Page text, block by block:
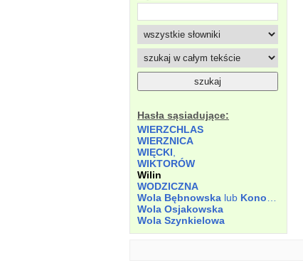
Hasła sąsiadujące:
WIERZCHLAS
WIERZNICA
WIĘCKI
WIKTORÓW
Wilin
WODZICZNA
Wola Bębnowska lub Konopnicka
Wola Osjakowska
Wola Szynkielowa